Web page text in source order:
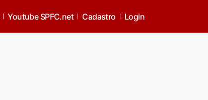
Youtube SPFC.net Cadastro Login